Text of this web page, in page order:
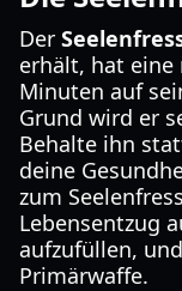
Der
erhält, hat eine
Minuten auf
Grund wird er
Behalte ihn
deine
zum
Lebensentzug
aufzufüllen,
Primärwaffe.